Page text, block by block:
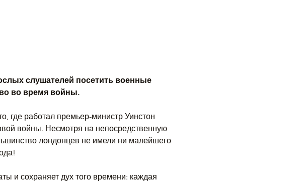
слушателей посетить военные
во время войны.
где работал премьер-министр Уинстон
войны. Несмотря на непосредственную
лондонцев не имели ни малейшего
и сохраняет дух того времени: каждая